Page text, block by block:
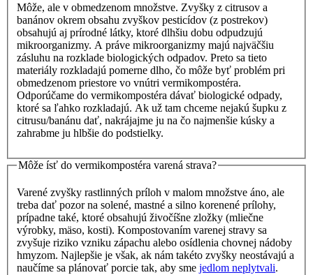
Môže, ale v obmedzenom množstve. Zvyšky z citrusov a
banánov okrem obsahu zvyškov pesticídov (z postrekov)
obsahujú aj prírodné látky, ktoré dlhšiu dobu odpudzujú
mikroorganizmy. A práve mikroorganizmy majú najväčšiu
zásluhu na rozklade biologických odpadov. Preto sa tieto
materiály rozkladajú pomerne dlho, čo môže byť problém pri
obmedzenom priestore vo vnútri vermikompostéra.
Odporúčame do vermikompostéra dávať biologické odpady,
ktoré sa ľahko rozkladajú. Ak už tam chceme nejakú šupku z
citrusu/banánu dať, nakrájajme ju na čo najmenšie kúsky a
zahrabme ju hlbšie do podstielky.
Môže ísť do vermikompostéra varená strava?
Varené zvyšky rastlinných príloh v malom množstve áno, ale
treba dať pozor na solené, mastné a silno korenené prílohy,
prípadne také, ktoré obsahujú živočíšne zložky (mliečne
výrobky, mäso, kosti). Kompostovaním varenej stravy sa
zvyšuje riziko vzniku zápachu alebo osídlenia chovnej nádoby
hmyzom. Najlepšie je však, ak nám takéto zvyšky neostávajú a
naučíme sa plánovať porcie tak, aby sme jedlom neplytvali.